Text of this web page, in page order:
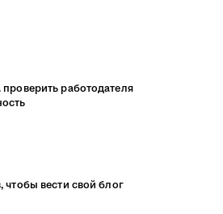
работодателя
чтобы вести свой блог